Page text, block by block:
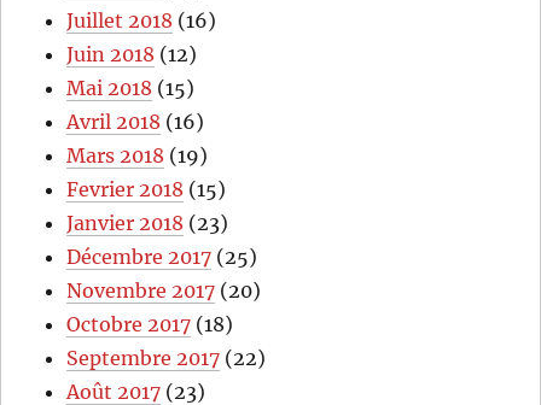
Juillet 2018 (16)
Juin 2018 (12)
Mai 2018 (15)
Avril 2018 (16)
Mars 2018 (19)
Fevrier 2018 (15)
Janvier 2018 (23)
Décembre 2017 (25)
Novembre 2017 (20)
Octobre 2017 (18)
Septembre 2017 (22)
Août 2017 (23)